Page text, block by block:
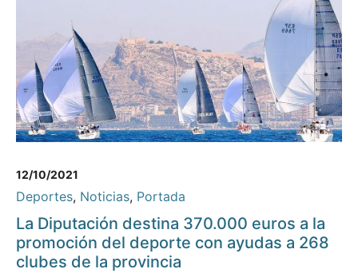
12/10/2021
Deportes, Noticias, Portada
La Diputación destina 370.000 euros a la
promoción del deporte con ayudas a 268
clubes de la provincia